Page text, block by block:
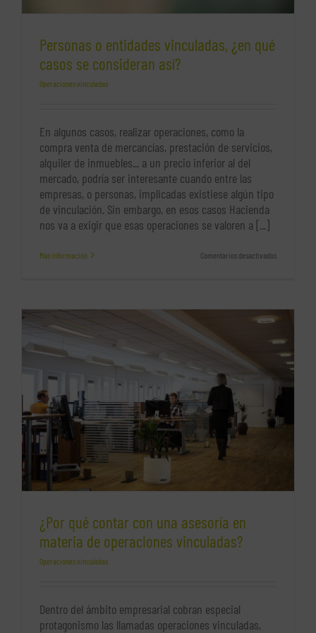
Personas o entidades vinculadas, ¿en qué
casos se consideran así?
Operaciones vinculadas
En algunos casos, realizar operaciones, como la
compra venta de mercancías, prestación de servicios,
alquiler de inmuebles... a un precio inferior al del
mercado, podría ser interesante cuando entre las
empresas, o personas, implicadas existiese algún tipo
de vinculación. Sin embargo, en esos casos Hacienda
nos va a exigir que esas operaciones se valoren a [...]
Más información Comentarios desactivadosen
¿en
qué
se
¿Por qué contar con una asesoría en
materia de operaciones vinculadas?
Operaciones vinculadas
Dentro del ámbito empresarial cobran especial
protagonismo las llamadas operaciones vinculadas,